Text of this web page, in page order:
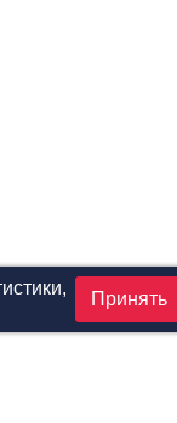
Принять